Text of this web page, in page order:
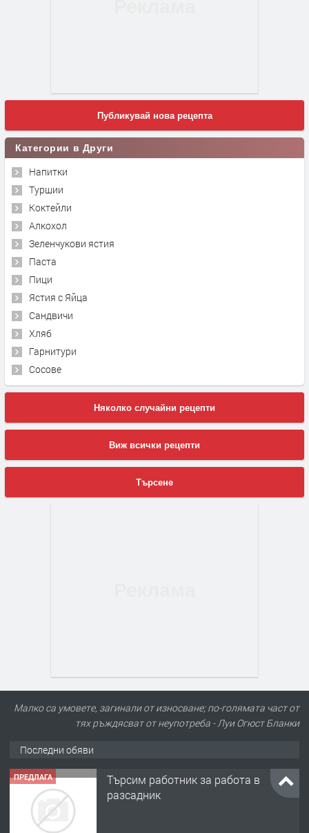
Публикувай нова рецепта
Категории в Други
Напитки
Туршии
Коктейли
Алкохол
Зеленчукови ястия
Паста
Пици
Ястия с Яйца
Сандвичи
Хляб
Гарнитури
Сосове
Няколко случайни рецепти
Виж всички рецепти
Търсене
Малко са умовете, загинали от износване; по-голямата част от
тях ръждясват от неупотреба - Луи Огюст Бланки
Последни обяви
ПРЕДЛАГА
Търсим работник за работа в
разсадник